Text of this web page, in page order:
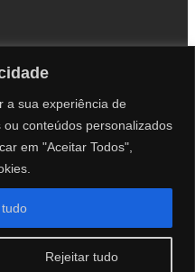
a sua experiência de
conteúdos personalizados
em "Aceitar Todos",
Rejeitar tudo